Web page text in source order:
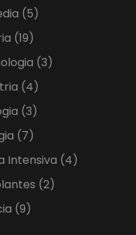
(5)
(19)
(3)
(4)
(3)
(7)
Intensiva (4)
(2)
(9)